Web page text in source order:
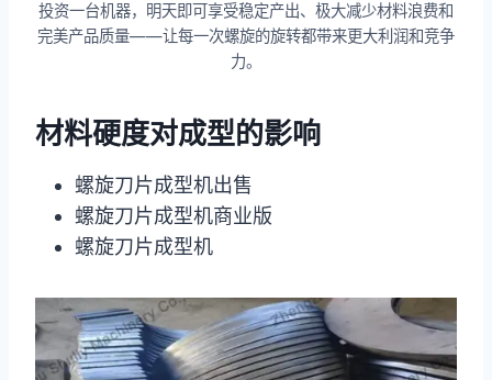
投资一台机器，明天即可享受稳定产出、极大减少材料浪费和
完美产品质量——让每一次螺旋的旋转都带来更大利润和竞争
力。
材料硬度对成型的影响
螺旋刀片成型机出售
螺旋刀片成型机商业版
螺旋刀片成型机